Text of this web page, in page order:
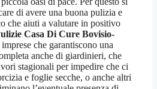
di avere una buona pulizia e
che aiuti a valutare in positivo
Casa Di Cure Bovisio-
che garantiscono una
anche di giardinieri, che
stagionali per impedire che ci
e foglie secche, o anche altri